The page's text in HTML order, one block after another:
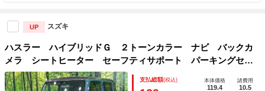
UP スズキ
ハスラー ハイブリッドＧ ２トーンカラー ナビ バックカ
メラ シートヒーター セーフティサポート パーキングセン
サーシステム ＥＴＣ スマートキー Ｂｌｕｅｔｏｏｔｈ
アイドリングストップ 禁煙車 ワンオーナー
支払総額(税込) 本体価格
119.4
諸費用
10.5